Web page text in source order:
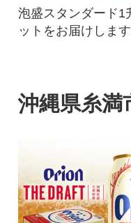
泡盛スタンダード1
ットをお届けします
沖縄県糸満